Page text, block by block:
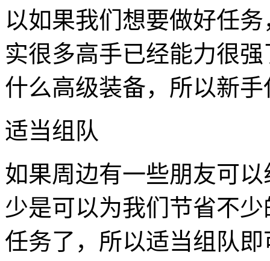
以如果我们想要做好任
实很多高手已经能力很
什么高级装备，所以新
适当组队
如果周边有一些朋友可
少是可以为我们节省不
任务了，所以适当组队